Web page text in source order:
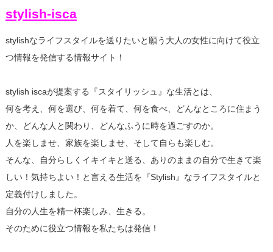
stylish-isca
stylishなライフスタイルを送りたいと願う大人の女性に向けて役立
つ情報を発信する情報サイト！
stylish iscaが提案する『スタイリッシュ』な生活とは、
何を考え、何を選び、何を着て、何を食べ、どんなところに住まう
か、どんな人と関わり、どんなふうに時を過ごすのか。
人を楽しませ、家族を楽しませ、そして自らも楽しむ。
そんな、自分らしくイキイキと送る、ありのままの自分で生きて楽
しい！気持ちよい！と言える生活を『Stylish』なライフスタイルと
定義付けしました。
自分の人生を精一杯楽しみ、生きる。
そのために役立つ情報を私たちは発信！